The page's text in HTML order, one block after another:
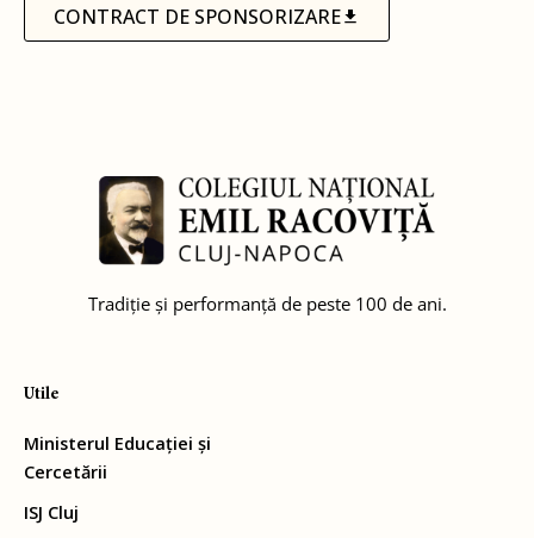
CONTRACT DE SPONSORIZARE
Tradiție și performanță de peste 100 de ani.
Utile
Ministerul Educației și
Cercetării
ISJ Cluj